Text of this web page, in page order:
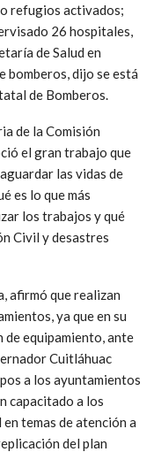
refugios activados;
26 hospitales,
de Salud en
bomberos, dijo se está
de Bomberos.
de la Comisión
el gran trabajo que
las vidas de
es lo que más
los trabajos y qué
Civil y desastres
afirmó que realizan
ya que en su
de equipamiento, ante
Cuitláhuac
a los ayuntamientos
capacitado a los
temas de atención a
del plan